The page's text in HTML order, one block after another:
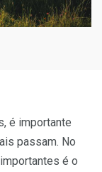
é importante
passam. No
é o